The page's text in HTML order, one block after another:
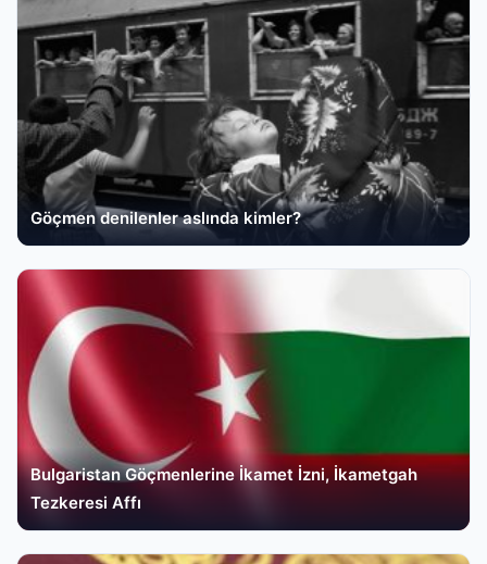
Göçmen denilenler aslında kimler?
Bulgaristan Göçmenlerine İkamet İzni, İkametgah
Tezkeresi Affı